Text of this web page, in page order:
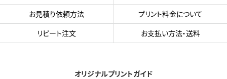
お見積り依頼方法
プリント料金について
リピート注文
お支払い方法・送料
オリジナルプリントガイド